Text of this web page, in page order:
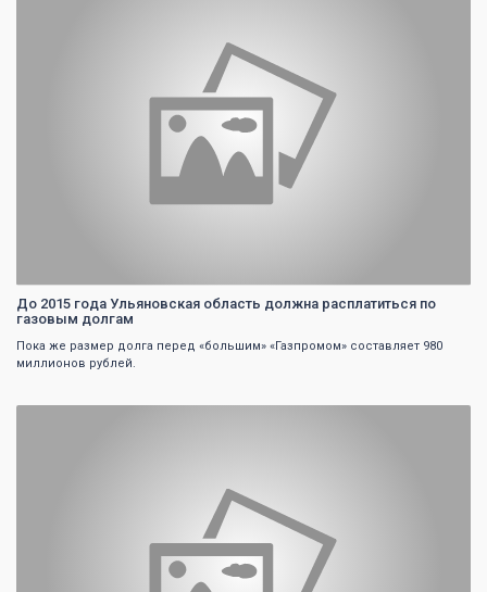
До 2015 года Ульяновская область должна расплатиться по
газовым долгам
Пока же размер долга перед «большим» «Газпромом» составляет 980
миллионов рублей.